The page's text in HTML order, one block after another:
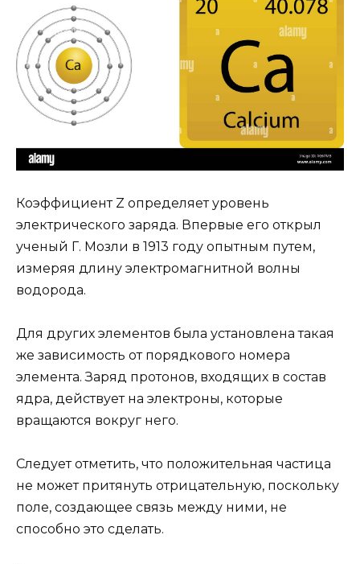
Коэффициент Z определяет уровень
электрического заряда. Впервые его открыл
ученый Г. Мозли в 1913 году опытным путем,
измеряя длину электромагнитной волны
водорода.
Для других элементов была установлена такая
же зависимость от порядкового номера
элемента. Заряд протонов, входящих в состав
ядра, действует на электроны, которые
вращаются вокруг него.
Следует отметить, что положительная частица
не может притянуть отрицательную, поскольку
поле, создающее связь между ними, не
способно это сделать.